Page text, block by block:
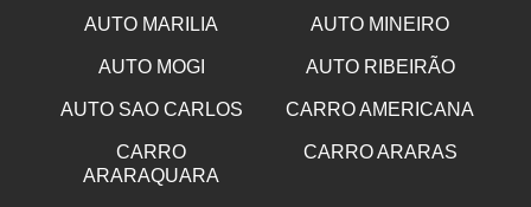
AUTO MARILIA AUTO MINEIRO
AUTO MOGI AUTO RIBEIRÃO
AUTO SAO CARLOS CARRO AMERICANA
CARRO
ARARAQUARA
CARRO ARARAS